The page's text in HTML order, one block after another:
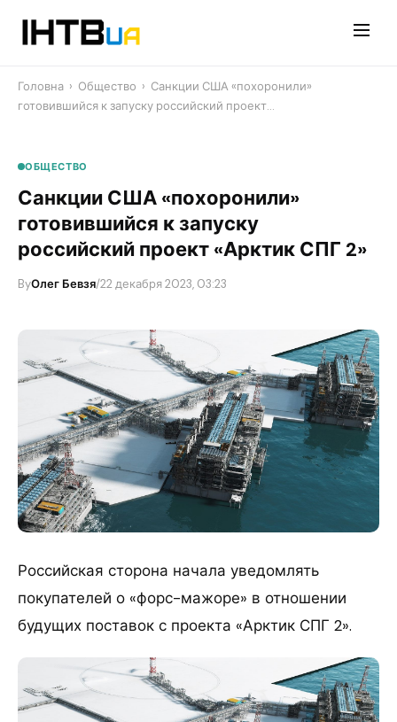
Головна › Общество › Санкции США «похоронили»
готовившийся к запуску российский проект…
ОБЩЕСТВО
Санкции США «похоронили»
готовившийся к запуску
российский проект «Арктик СПГ 2»
ByОлег Бевзя/22 декабря 2023, 03:23
Российская сторона начала уведомлять
покупателей о «форс-мажоре» в отношении
будущих поставок с проекта «Арктик СПГ 2».